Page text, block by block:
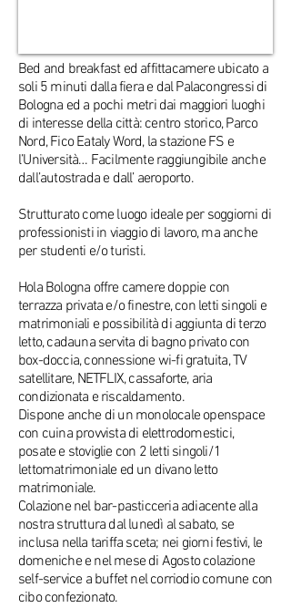
Bed and breakfast ed affittacamere ubicato a
soli 5 minuti dalla fiera e dal Palacongressi di
Bologna ed a pochi metri dai maggiori luoghi
di interesse della città: centro storico, Parco
Nord, Fico Eataly Word, la stazione FS e
l’Università… Facilmente raggiungibile anche
dall’autostrada e dall’ aeroporto.
Strutturato come luogo ideale per soggiorni di
professionisti in viaggio di lavoro, ma anche
per studenti e/o turisti.
Hola Bologna offre camere doppie con
terrazza privata e/o finestre, con letti singoli e
matrimoniali e possibilità di aggiunta di terzo
letto, cadauna servita di bagno privato con
box-doccia, connessione wi-fi gratuita, TV
satellitare, NETFLIX, cassaforte, aria
condizionata e riscaldamento.
Dispone anche di un monolocale openspace
con cuina provvista di elettrodomestici,
posate e stoviglie con 2 letti singoli/1
lettomatrimoniale ed un divano letto
matrimoniale.
Colazione nel bar-pasticceria adiacente alla
nostra struttura dal lunedì al sabato, se
inclusa nella tariffa sceta; nei giorni festivi, le
domeniche e nel mese di Agosto colazione
self-service a buffet nel corriodio comune con
cibo confezionato.